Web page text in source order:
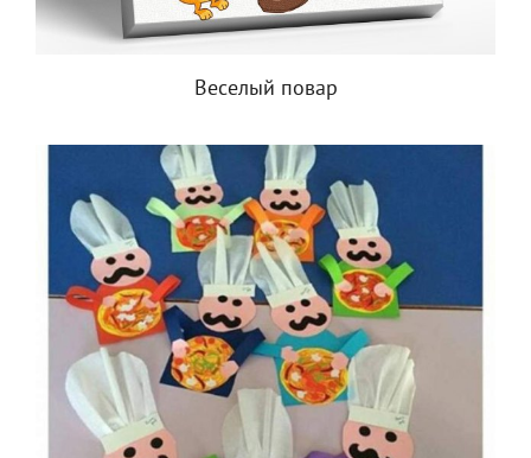
Веселый повар